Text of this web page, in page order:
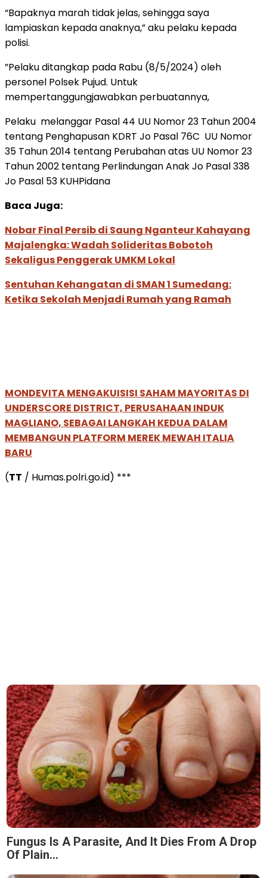
“Bapaknya marah tidak jelas, sehingga saya
lampiaskan kepada anaknya,” aku pelaku kepada
polisi.
”Pelaku ditangkap pada Rabu (8/5/2024) oleh
personel Polsek Pujud. Untuk
mempertanggungjawabkan perbuatannya,
Pelaku melanggar Pasal 44 UU Nomor 23 Tahun 2004
tentang Penghapusan KDRT Jo Pasal 76C UU Nomor
35 Tahun 2014 tentang Perubahan atas UU Nomor 23
Tahun 2002 tentang Perlindungan Anak Jo Pasal 338
Jo Pasal 53 KUHPidana
Baca Juga:
Nobar Final Persib di Saung Nganteur Kahayang
Majalengka: Wadah Solideritas Bobotoh
Sekaligus Penggerak UMKM Lokal
Sentuhan Kehangatan di SMAN 1 Sumedang:
Ketika Sekolah Menjadi Rumah yang Ramah
MONDEVITA MENGAKUISISI SAHAM MAYORITAS DI
UNDERSCORE DISTRICT, PERUSAHAAN INDUK
MAGLIANO, SEBAGAI LANGKAH KEDUA DALAM
MEMBANGUN PLATFORM MEREK MEWAH ITALIA
BARU
(TT / Humas.polri.go.id) ***
Fungus Is A Parasite, And It Dies From A Drop
Of Plain...